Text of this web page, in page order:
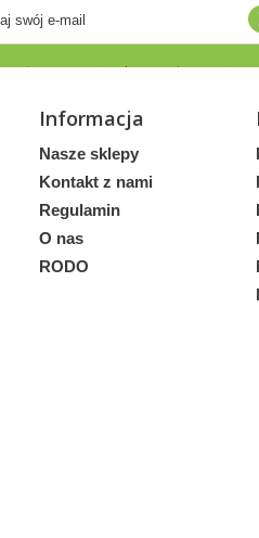
Informacja
Nasze sklepy
Kontakt z nami
Regulamin
O nas
RODO